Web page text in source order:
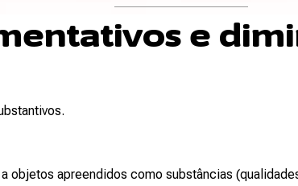
e
objetos apreendidos como substâncias